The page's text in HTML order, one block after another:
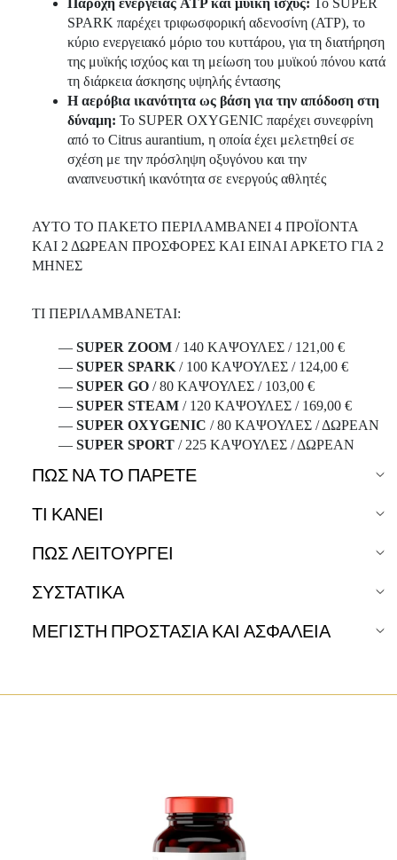
Παροχή ενέργειας ATP και μυϊκή ισχύς: Το SUPER
SPARK παρέχει τριφωσφορική αδενοσίνη (ATP), το
κύριο ενεργειακό μόριο του κυττάρου, για τη διατήρηση
της μυϊκής ισχύος και τη μείωση του μυϊκού πόνου κατά
τη διάρκεια άσκησης υψηλής έντασης
Η αερόβια ικανότητα ως βάση για την απόδοση στη
δύναμη: Το SUPER OXYGENIC παρέχει συνεφρίνη
από το Citrus aurantium, η οποία έχει μελετηθεί σε
σχέση με την πρόσληψη οξυγόνου και την
αναπνευστική ικανότητα σε ενεργούς αθλητές
ΑΥΤΟ ΤΟ ΠΑΚΕΤΟ ΠΕΡΙΛΑΜΒΑΝΕΙ 4 ΠΡΟΪΟΝΤΑ
ΚΑΙ 2 ΔΩΡΕΑΝ ΠΡΟΣΦΟΡΕΣ ΚΑΙ ΕΙΝΑΙ ΑΡΚΕΤΟ ΓΙΑ 2
ΜΗΝΕΣ
ΤΙ ΠΕΡΙΛΑΜΒΑΝΕΤΑΙ:
— SUPER ZOOM / 140 ΚΑΨΟΥΛΕΣ / 121,00 €
— SUPER SPARK / 100 ΚΑΨΟΥΛΕΣ / 124,00 €
— SUPER GO / 80 ΚΑΨΟΥΛΕΣ / 103,00 €
— SUPER STEAM / 120 ΚΑΨΟΥΛΕΣ / 169,00 €
— SUPER OXYGENIC / 80 ΚΑΨΟΥΛΕΣ / ΔΩΡΕΑΝ
— SUPER SPORT / 225 ΚΑΨΟΥΛΕΣ / ΔΩΡΕΑΝ
ΠΏΣ ΝΑ ΤΟ ΠΆΡΕΤΕ
ΤΙ ΚΑΝΕΙ
ΠΩΣ ΛΕΙΤΟΥΡΓΕΙ
ΣΥΣΤΑΤΙΚΑ
ΜΕΓΙΣΤΗ ΠΡΟΣΤΑΣΙΑ ΚΑΙ ΑΣΦΑΛΕΙΑ